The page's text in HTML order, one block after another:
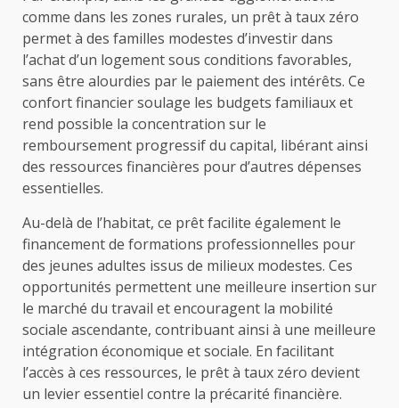
comme dans les zones rurales, un prêt à taux zéro
permet à des familles modestes d’investir dans
l’achat d’un logement sous conditions favorables,
sans être alourdies par le paiement des intérêts. Ce
confort financier soulage les budgets familiaux et
rend possible la concentration sur le
remboursement progressif du capital, libérant ainsi
des ressources financières pour d’autres dépenses
essentielles.
Au-delà de l’habitat, ce prêt facilite également le
financement de formations professionnelles pour
des jeunes adultes issus de milieux modestes. Ces
opportunités permettent une meilleure insertion sur
le marché du travail et encouragent la mobilité
sociale ascendante, contribuant ainsi à une meilleure
intégration économique et sociale. En facilitant
l’accès à ces ressources, le prêt à taux zéro devient
un levier essentiel contre la précarité financière.